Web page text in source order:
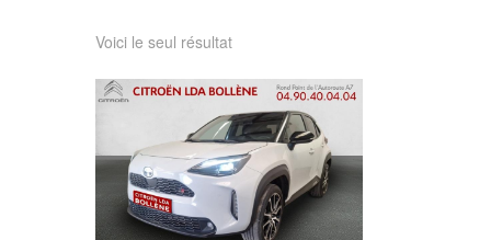
Voici le seul résultat